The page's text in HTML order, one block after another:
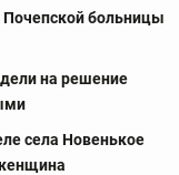
больницы
на решение
села Новенькое